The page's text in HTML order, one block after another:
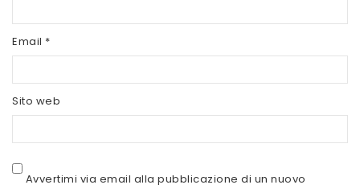
SEVEN NUTRITION
SYFORM
VOLCHEM
Email *
Sito web
Avvertimi via email alla pubblicazione di un nuovo